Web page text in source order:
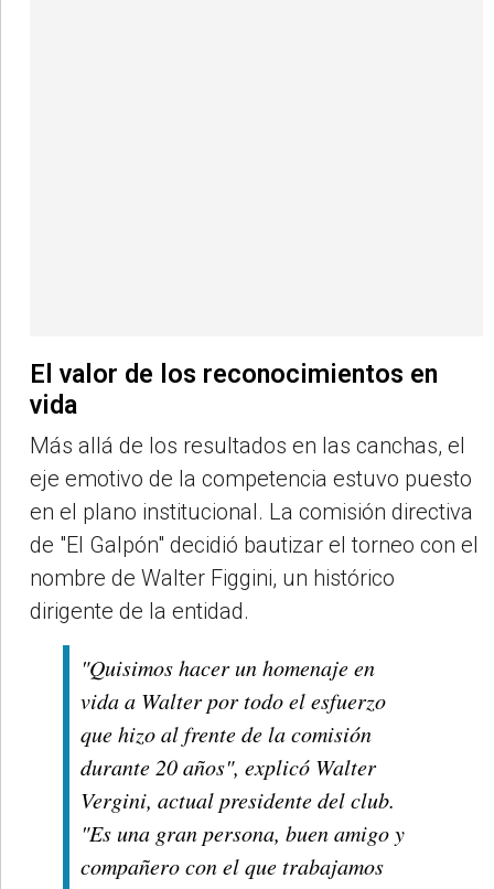
El valor de los reconocimientos en
vida
Más allá de los resultados en las canchas, el
eje emotivo de la competencia estuvo puesto
en el plano institucional. La comisión directiva
de "El Galpón" decidió bautizar el torneo con el
nombre de Walter Figgini, un histórico
dirigente de la entidad.
"Quisimos hacer un homenaje en
vida a Walter por todo el esfuerzo
que hizo al frente de la comisión
durante 20 años", explicó Walter
Vergini, actual presidente del club.
"Es una gran persona, buen amigo y
compañero con el que trabajamos